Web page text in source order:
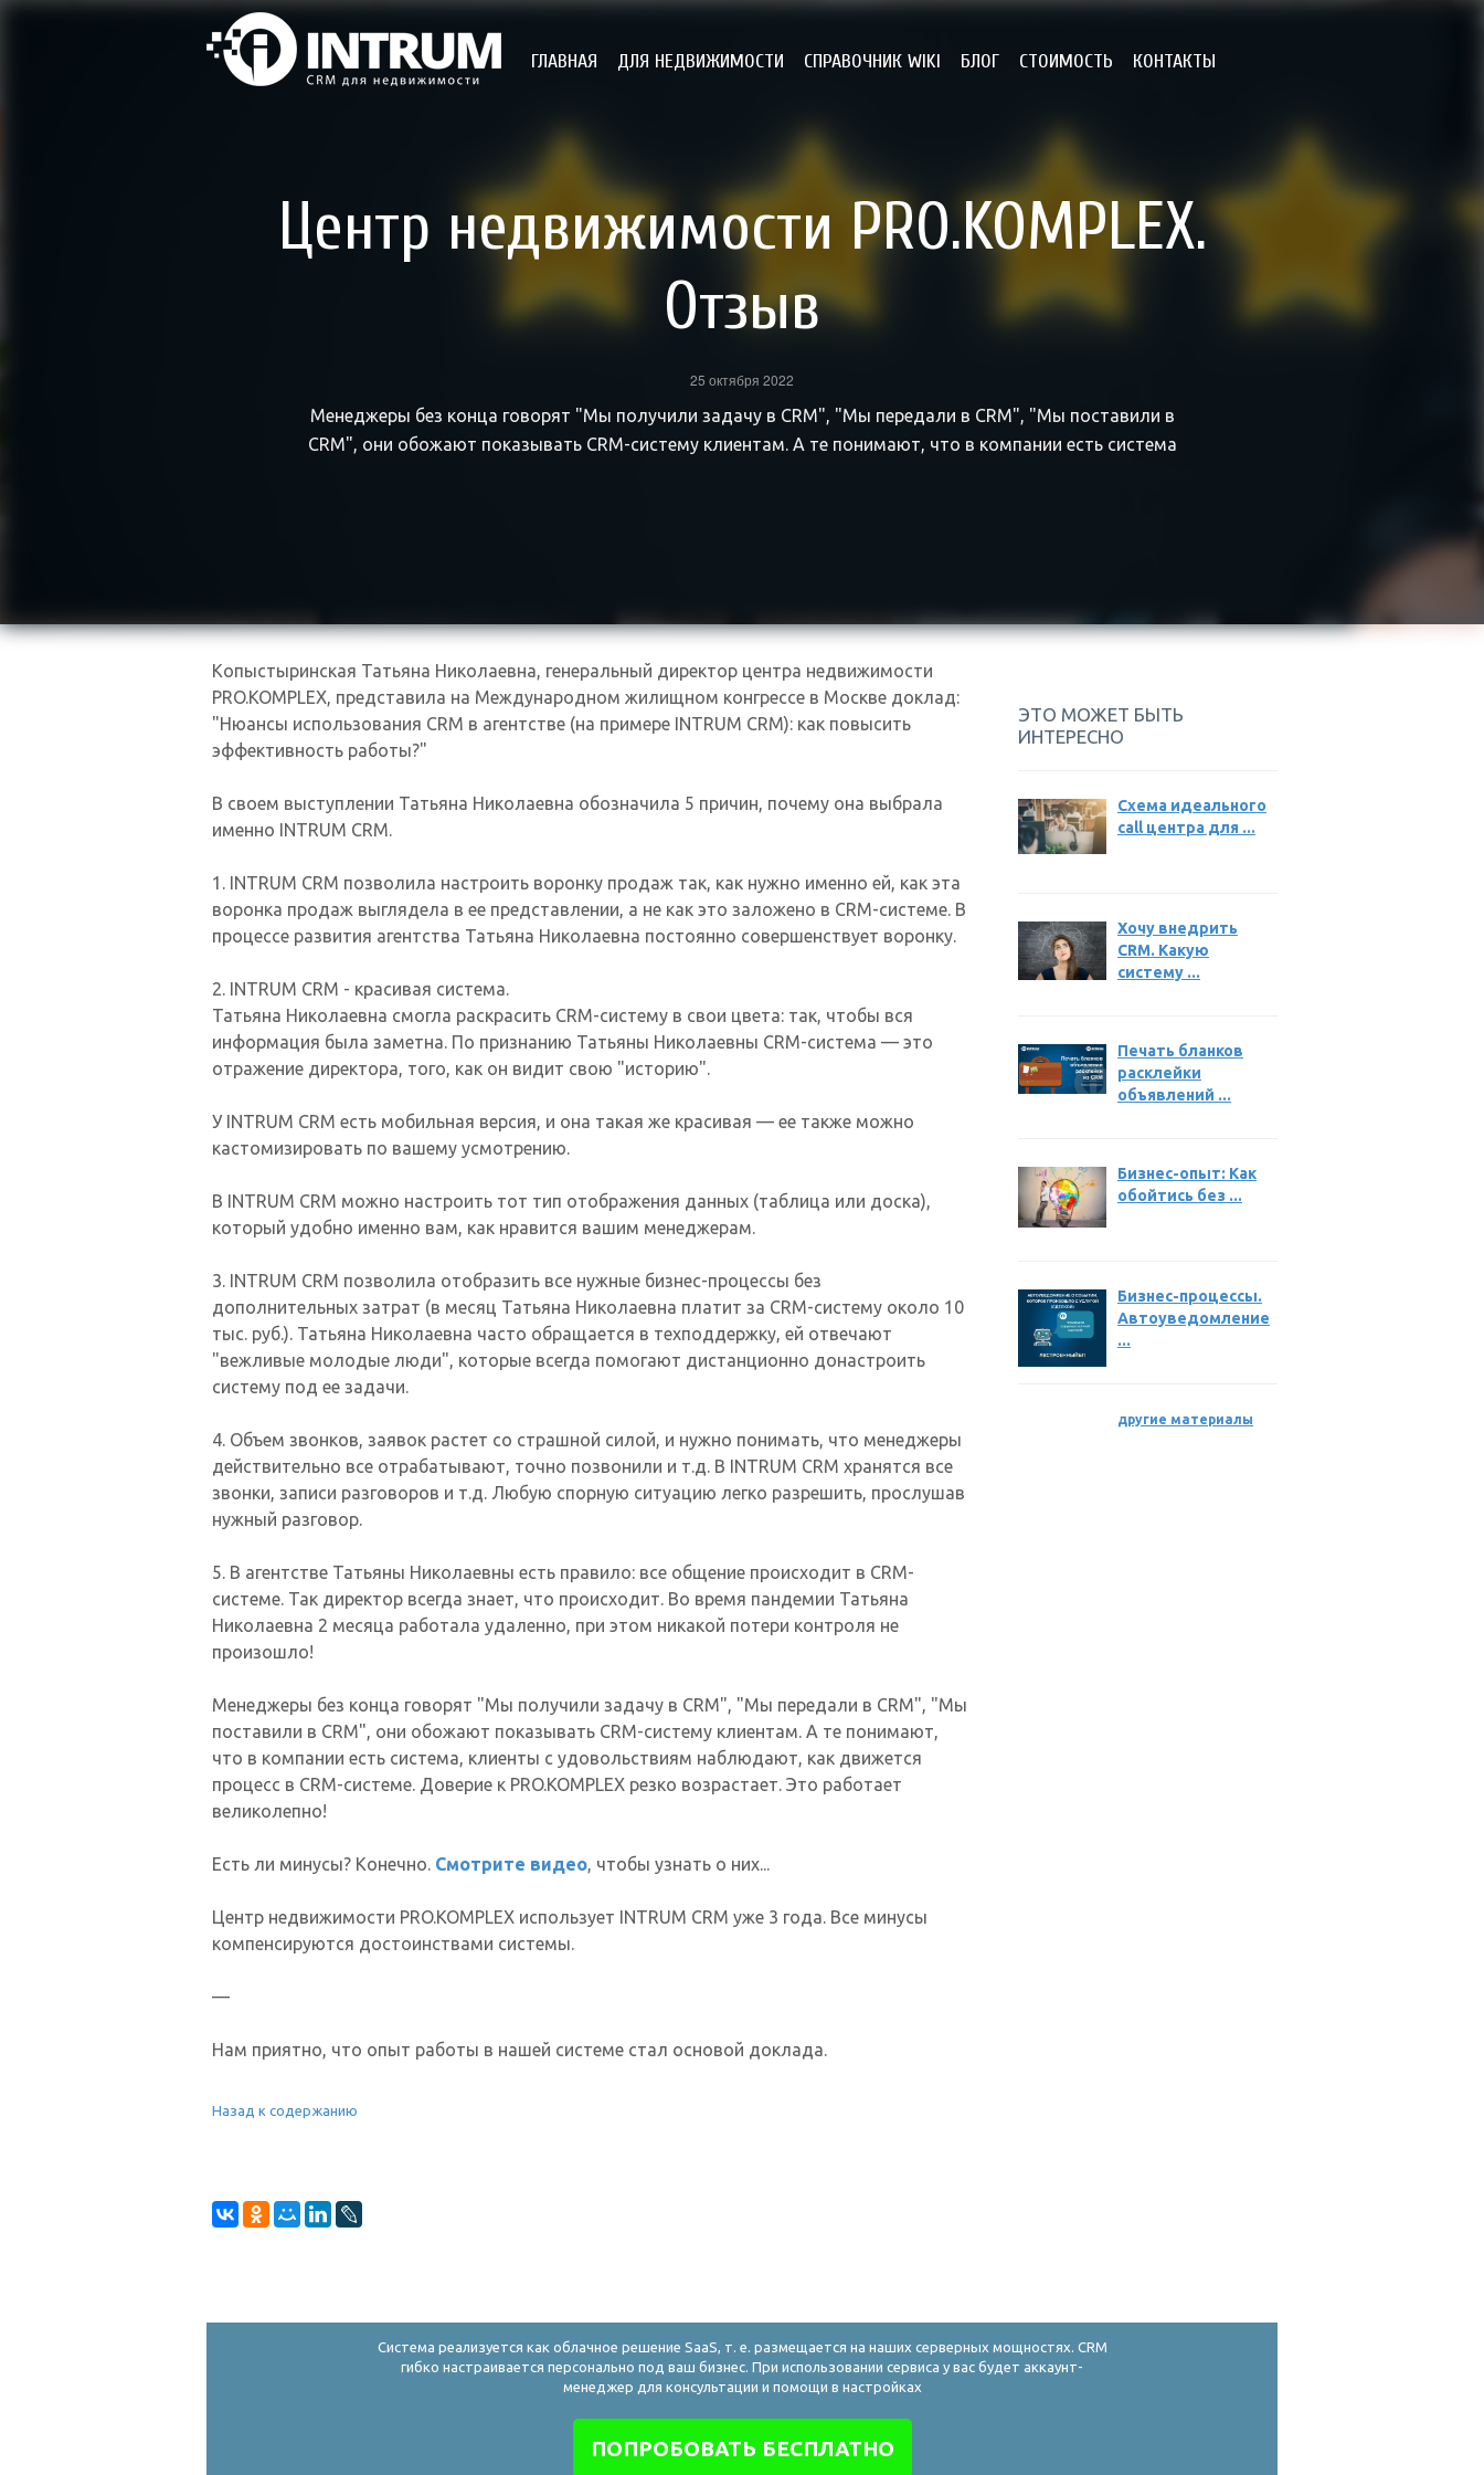
ГЛАВНАЯ ДЛЯ НЕДВИЖИМОСТИ СПРАВОЧНИК WIKI БЛОГ СТОИМОСТЬ КОНТАКТЫ
Центр недвижимости PRO.KOMPLEX.
Отзыв
25 октября 2022
Менеджеры без конца говорят "Мы получили задачу в CRM", "Мы передали в CRM", "Мы поставили в
CRM", они обожают показывать CRM-систему клиентам. А те понимают, что в компании есть система
Копыстыринская Татьяна Николаевна, генеральный директор центра недвижимости
PRO.KOMPLEX, представила на Международном жилищном конгрессе в Москве доклад:
"Нюансы использования CRM в агентстве (на примере INTRUM CRM): как повысить
эффективность работы?"
В своем выступлении Татьяна Николаевна обозначила 5 причин, почему она выбрала
именно INTRUM CRM.
1. INTRUM CRM позволила настроить воронку продаж так, как нужно именно ей, как эта
воронка продаж выглядела в ее представлении, а не как это заложено в CRM-системе. В
процессе развития агентства Татьяна Николаевна постоянно совершенствует воронку.
2. INTRUM CRM - красивая система.
Татьяна Николаевна смогла раскрасить CRM-систему в свои цвета: так, чтобы вся
информация была заметна. По признанию Татьяны Николаевны CRM-система — это
отражение директора, того, как он видит свою "историю".
У INTRUM CRM есть мобильная версия, и она такая же красивая — ее также можно
кастомизировать по вашему усмотрению.
В INTRUM CRM можно настроить тот тип отображения данных (таблица или доска),
который удобно именно вам, как нравится вашим менеджерам.
3. INTRUM CRM позволила отобразить все нужные бизнес-процессы без
дополнительных затрат (в месяц Татьяна Николаевна платит за CRM-систему около 10
тыс. руб.). Татьяна Николаевна часто обращается в техподдержку, ей отвечают
"вежливые молодые люди", которые всегда помогают дистанционно донастроить
систему под ее задачи.
4. Объем звонков, заявок растет со страшной силой, и нужно понимать, что менеджеры
действительно все отрабатывают, точно позвонили и т.д. В INTRUM CRM хранятся все
звонки, записи разговоров и т.д. Любую спорную ситуацию легко разрешить, прослушав
нужный разговор.
5. В агентстве Татьяны Николаевны есть правило: все общение происходит в CRM-
системе. Так директор всегда знает, что происходит. Во время пандемии Татьяна
Николаевна 2 месяца работала удаленно, при этом никакой потери контроля не
произошло!
Менеджеры без конца говорят "Мы получили задачу в CRM", "Мы передали в CRM", "Мы
поставили в CRM", они обожают показывать CRM-систему клиентам. А те понимают,
что в компании есть система, клиенты с удовольствиям наблюдают, как движется
процесс в CRM-системе. Доверие к PRO.KOMPLEX резко возрастает. Это работает
великолепно!
Есть ли минусы? Конечно. Смотрите видео, чтобы узнать о них...
Центр недвижимости PRO.KOMPLEX использует INTRUM CRM уже 3 года. Все минусы
компенсируются достоинствами системы.
—
Нам приятно, что опыт работы в нашей системе стал основой доклада.
Назад к содержанию
ЭТО МОЖЕТ БЫТЬ
ИНТЕРЕСНО
Схема идеального
call центра для ...
Хочу внедрить
CRM. Какую
систему ...
Печать бланков
расклейки
объявлений ...
Бизнес-опыт: Как
обойтись без ...
Бизнес-процессы.
Автоуведомление
...
другие материалы
Система реализуется как облачное решение SaaS, т. е. размещается на наших серверных мощностях. CRM
гибко настраивается персонально под ваш бизнес. При использовании сервиса у вас будет аккаунт-
менеджер для консультации и помощи в настройках
ПОПРОБОВАТЬ БЕСПЛАТНО